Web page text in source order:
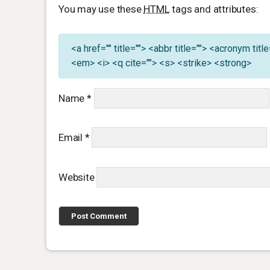
You may use these HTMLtags and attributes:
<a href="" title=""> <abbr title=""> <acronym
<em> <i> <q cite=""> <s> <strike> <strong>
Name *
Email *
Website